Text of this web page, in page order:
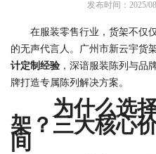
发布时间：2025/
在服装零售行业，货架不仅
的无声代言人。广州市新云宇货
计定制经验 ，深谙服装陈列与品
牌打造专属陈列解决方案。
为什么选
架？三大核心
间